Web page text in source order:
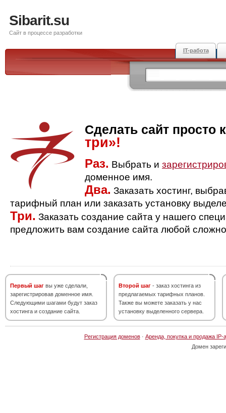
Sibarit.su
Сайт в процессе разработки
IT-работа
Сделать сайт просто
три»!
Раз. Выбрать и
доменное имя.
Два. Заказать хостинг,
тарифный план или заказать установку
Три. Заказать создание сайта у нашего
предложить вам создание сайта любой
Первый шаг вы уже сделали,
зарегистрировав доменное имя.
Следующими шагами будут заказ
хостинга и создание сайта.
Второй шаг - заказ хостинга из
предлагаемых тарифных планов.
Также вы можете заказать у нас
установку выделенного сервера.
Регистрация доменов· Аренда, покупка и продажа IP-
Домен